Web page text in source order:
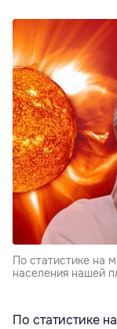
По статистике на
населения нашей
По статистике